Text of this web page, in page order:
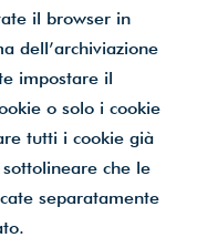
il browser in
dell’archiviazione
impostare il
o solo i cookie
tutti i cookie già
che le
separatamente